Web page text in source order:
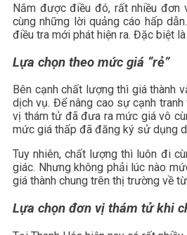
Nắm được điều đó, rất nhiều đơn
cùng những lời quảng cáo hấp
điều tra mới phát hiện ra. Đặc biệt
Lựa chọn theo mức giá “rẻ”
Bên cạnh chất lượng thì giá thành
dịch vụ. Để nâng cao sự cạnh
vị thám tử đã đưa ra mức giá vô
mức giá thấp đã đăng ký sử dụng
Tuy nhiên, chất lượng thì luôn đi
giác. Nhưng không phải lúc nào
giá thành chung trên thị trường về
Lựa chọn đơn vị thám tử khi